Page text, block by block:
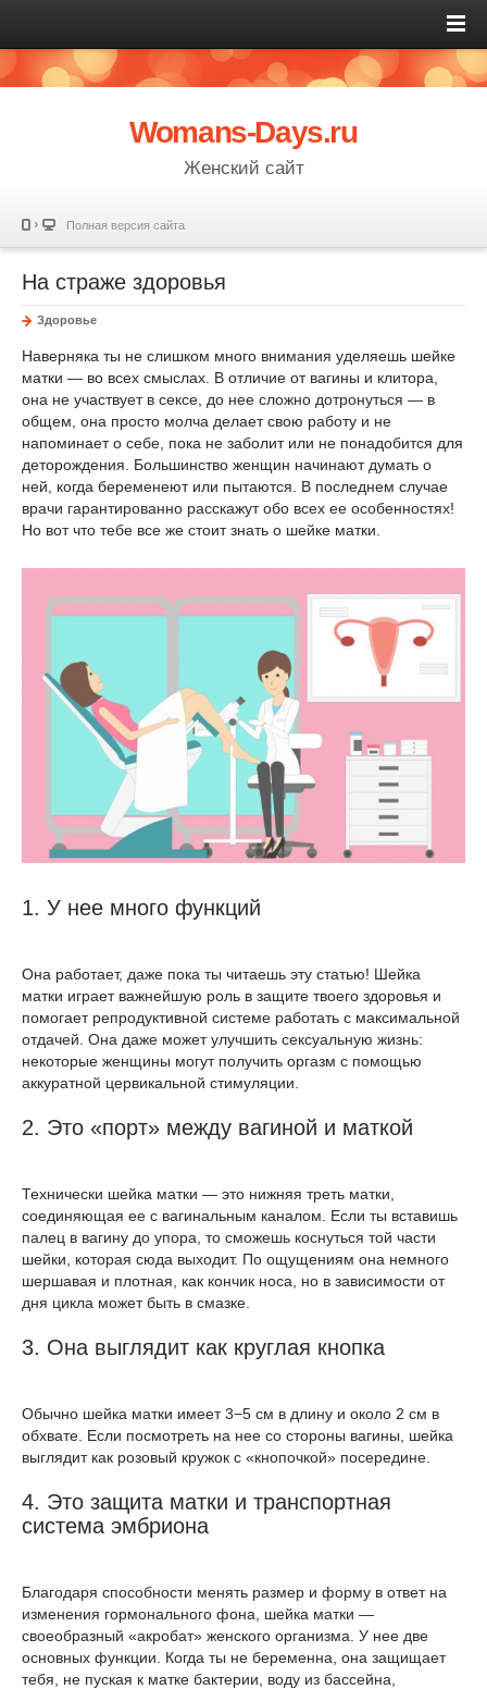
Womans-Days.ru
Женский сайт
Полная версия сайта
На страже здоровья
Здоровье
Наверняка ты не слишком много внимания уделяешь шейке
матки — во всех смыслах. В отличие от вагины и клитора,
она не участвует в сексе, до нее сложно дотронуться — в
общем, она просто молча делает свою работу и не
напоминает о себе, пока не заболит или не понадобится для
деторождения. Большинство женщин начинают думать о
ней, когда беременеют или пытаются. В последнем случае
врачи гарантированно расскажут обо всех ее особенностях!
Но вот что тебе все же стоит знать о шейке матки.
1. У нее много функций
Она работает, даже пока ты читаешь эту статью! Шейка
матки играет важнейшую роль в защите твоего здоровья и
помогает репродуктивной системе работать с максимальной
отдачей. Она даже может улучшить сексуальную жизнь:
некоторые женщины могут получить оргазм с помощью
аккуратной цервикальной стимуляции.
2. Это «порт» между вагиной и маткой
Технически шейка матки — это нижняя треть матки,
соединяющая ее с вагинальным каналом. Если ты вставишь
палец в вагину до упора, то сможешь коснуться той части
шейки, которая сюда выходит. По ощущениям она немного
шершавая и плотная, как кончик носа, но в зависимости от
дня цикла может быть в смазке.
3. Она выглядит как круглая кнопка
Обычно шейка матки имеет 3−5 см в длину и около 2 см в
обхвате. Если посмотреть на нее со стороны вагины, шейка
выглядит как розовый кружок с «кнопочкой» посередине.
4. Это защита матки и транспортная
система эмбриона
Благодаря способности менять размер и форму в ответ на
изменения гормонального фона, шейка матки —
своеобразный «акробат» женского организма. У нее две
основных функции. Когда ты не беременна, она защищает
тебя, не пуская к матке бактерии, воду из бассейна,